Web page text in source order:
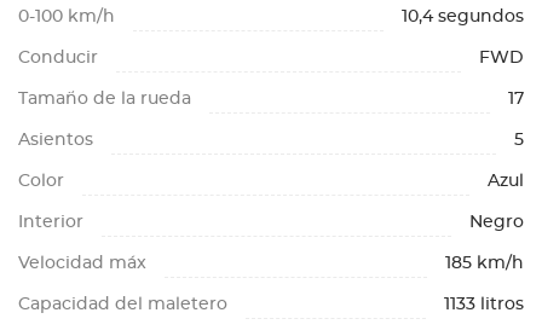
0-100 km/h 10,4 segundos
Conducir FWD
Tamaño de la rueda 17
Asientos 5
Color Azul
Interior Negro
Velocidad máx 185 km/h
Capacidad del maletero 1133 litros